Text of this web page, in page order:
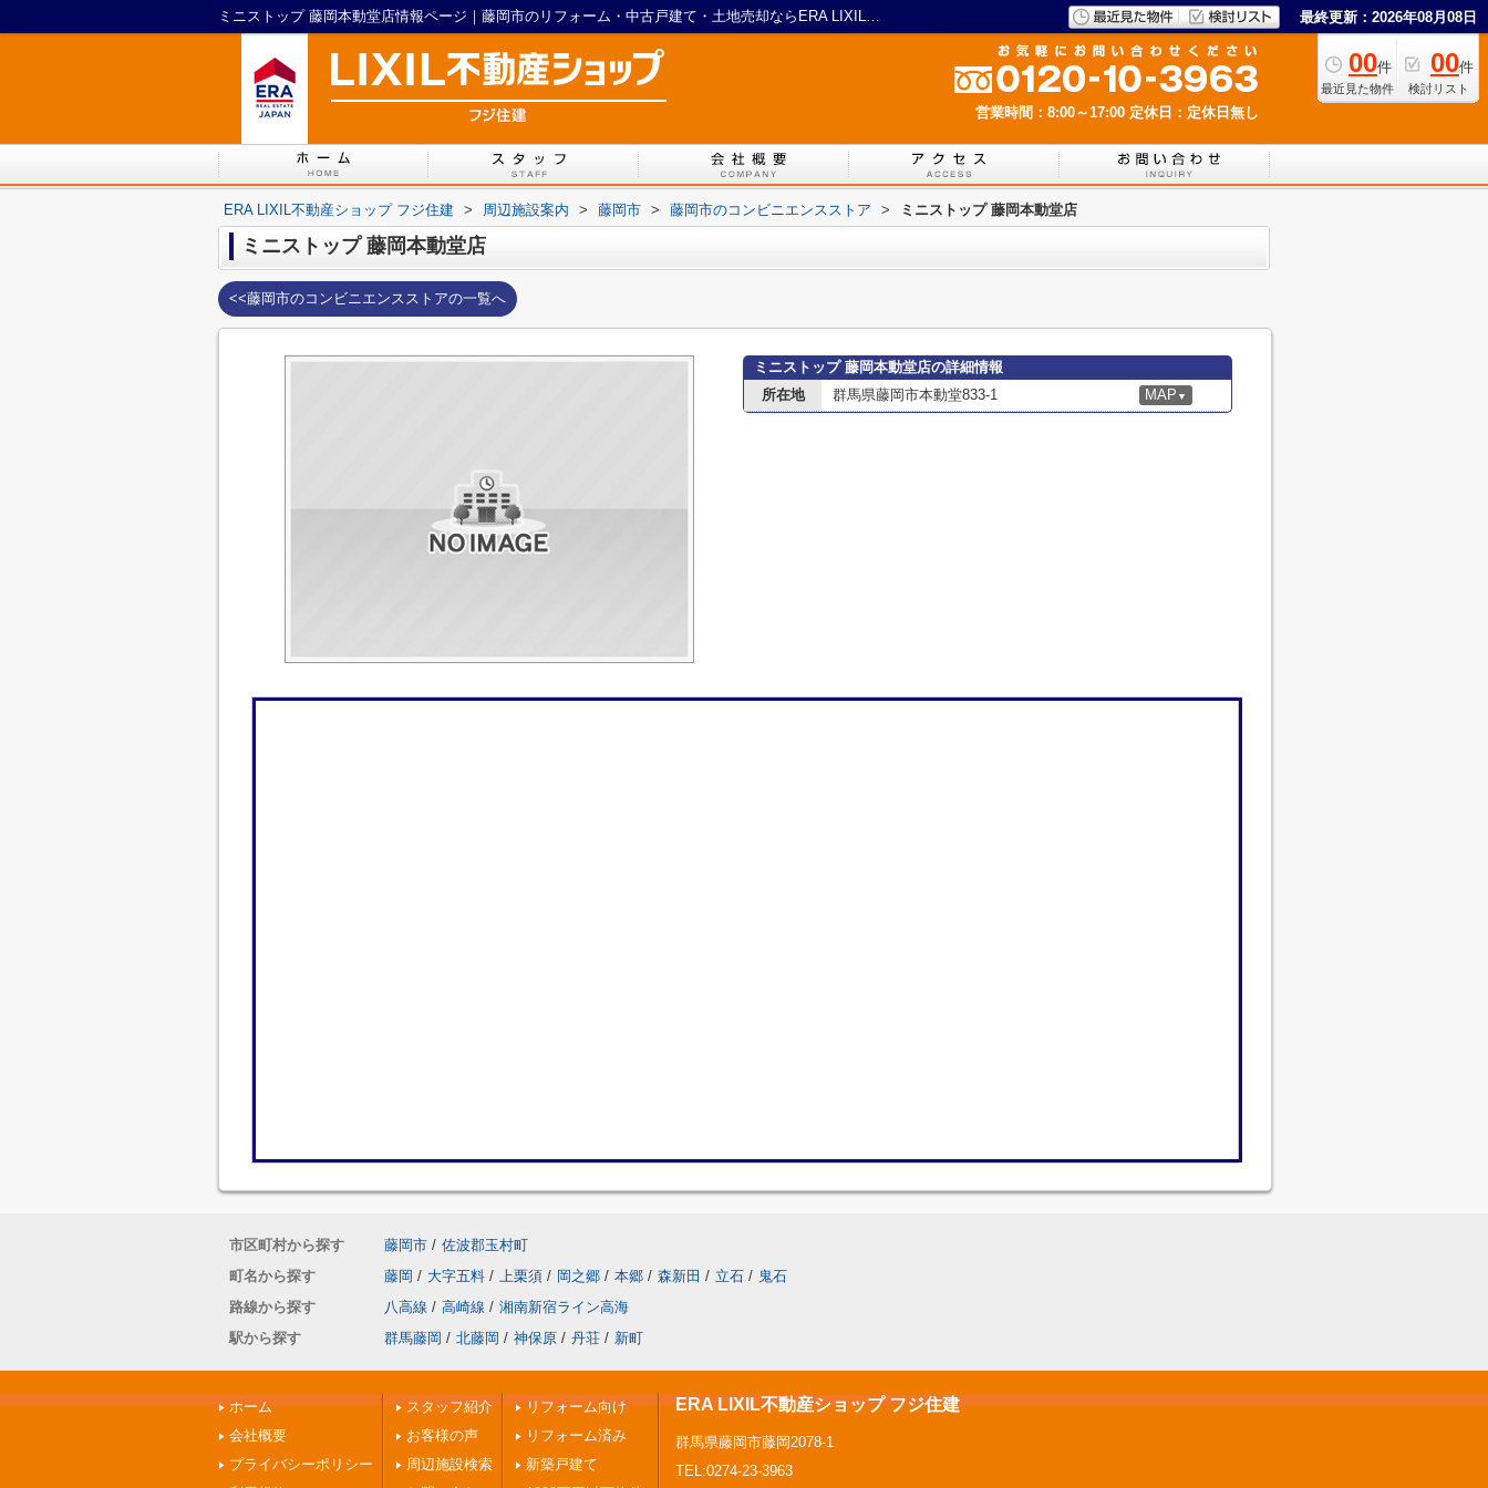
ミニストップ 藤岡本動堂店情報ページ｜藤岡市のリフォーム・中古戸建て・土地売却ならERA LIXIL不動産ショップ フジ住建 最終更新：2026年08月08日
00件
最近見た物件
00件
検討リスト
営業時間：8:00～17:00 定休日：定休日無し
ERA LIXIL不動産ショップ フジ住建 > 周辺施設案内 > 藤岡市 > 藤岡市のコンビニエンスストア > ミニストップ 藤岡本動堂店
ミニストップ 藤岡本動堂店
<<藤岡市のコンビニエンスストアの一覧へ
ミニストップ 藤岡本動堂店の詳細情報
所在地
群馬県藤岡市本動堂833-1 MAP ▼
市区町村から探す 藤岡市 / 佐波郡玉村町
町名から探す
藤岡 / 大字五料 / 上栗須 / 岡之郷 / 本郷 / 森新田 / 立石 / 鬼石
路線から探す
八高線 / 高崎線 / 湘南新宿ライン高海
駅から探す
群馬藤岡 / 北藤岡 / 神保原 / 丹荘 / 新町
ホーム
会社概要
プライバシーポリシー
スタッフ紹介
お客様の声
周辺施設検索
リフォーム向け
リフォーム済み
新築戸建て
ERA LIXIL不動産ショップ フジ住建
群馬県藤岡市藤岡2078-1
TEL:0274-23-3963